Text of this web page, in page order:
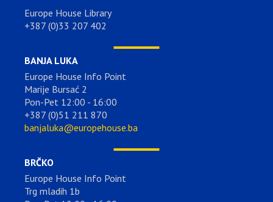
Europe House Library
+387 (0)33 207 402
BANJA LUKA
Europe House Info Point
Marije Bursać 2
Pon-Pet 12:00 - 16:00
+387 (0)51 211 870
banjaluka@europehouse.ba
BRČKO
Europe House Info Point
Trg mladih 1b